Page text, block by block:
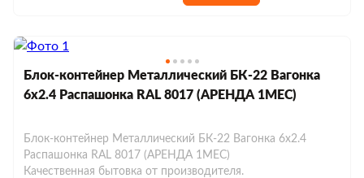
Блок-контейнер Металлический БК-22 Вагонка
6х2.4 Распашонка RAL 8017 (АРЕНДА 1МЕС)
Блок-контейнер Металлический БК-22 Вагонка 6х2.4
Распашонка RAL 8017 (АРЕНДА 1МЕС)
Качественная бытовка от производителя.